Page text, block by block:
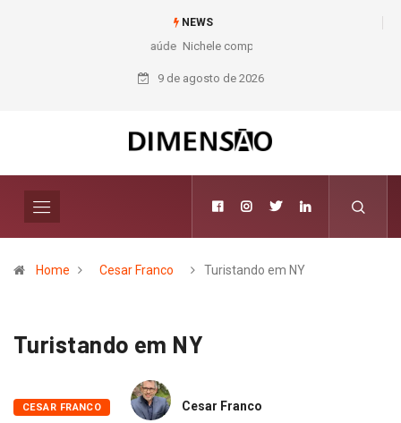
NEWS
Nichele completa 50 anos com 14 lojas e presença entre os maiores
varejistas de materiais de construção do Brasil
9 de agosto de 2026
Home Cesar Franco Turistando em NY
Turistando em NY
CESAR FRANCO Cesar Franco